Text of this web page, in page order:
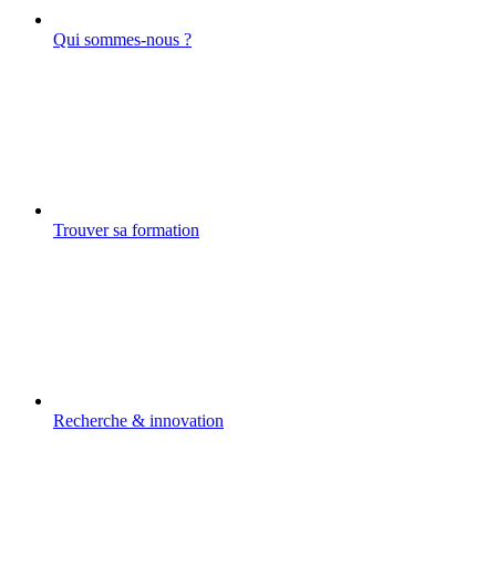
Qui sommes-nous ?
Trouver sa formation
Recherche & innovation